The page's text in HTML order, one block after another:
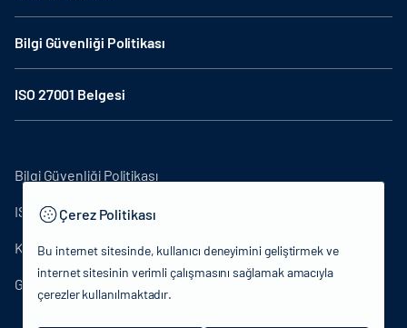
Bilgi Güvenliği Politikası
ISO 27001 Belgesi
Bilgi Güvenliği Politikası
ISO27001
KVKK Aydınlatma Metni
Gizlilik Politikası
Çerez Politikası
Bu internet sitesinde, kullanıcı deneyimini geliştirmek ve
internet sitesinin verimli çalışmasını sağlamak amacıyla
çerezler kullanılmaktadır.